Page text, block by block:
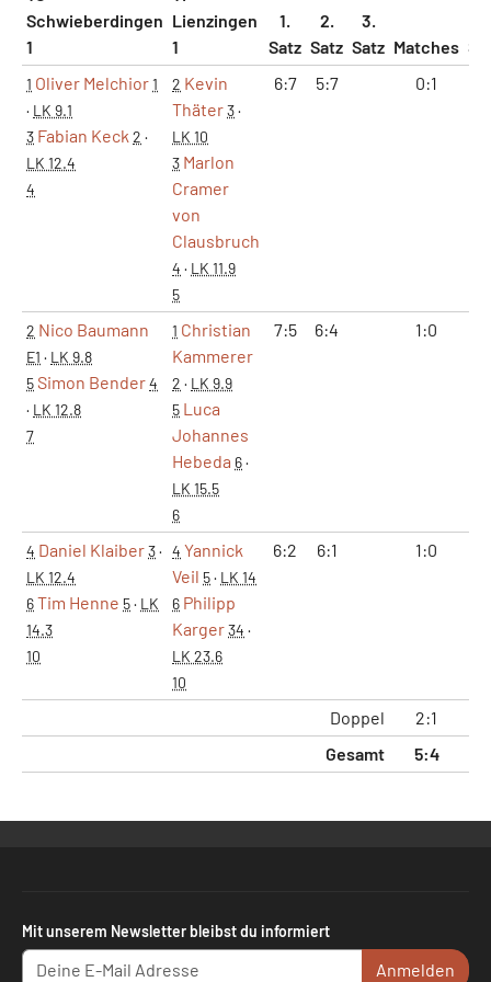
Schwieberdingen
1
Lienzingen
1
1.
Satz
2.
Satz
3.
Satz Matches
1 Oliver Melchior1
· LK 9.1
3 Fabian Keck 2 ·
LK 12.4
4
2 Kevin
Thäter3·
LK 10
3 Marlon
Cramer
von
Clausbruch
4 · LK 11.9
5
6:7 5:7 0:1
2 Nico Baumann
E1 · LK 9.8
5Simon Bender4
· LK 12.8
7
1 Christian
Kammerer
2 · LK 9.9
5 Luca
Johannes
Hebeda 6·
LK 15.5
6
7:5 6:4 1:0
4 Daniel Klaiber3·
LK 12.4
6Tim Henne 5· LK
14.3
10
4 Yannick
Veil 5· LK 14
6 Philipp
Karger34 ·
LK 23.6
10
6:2 6:1 1:0
Doppel 2:1
Gesamt
5:4
Mit unserem Newsletter bleibst du informiert
Anmelden